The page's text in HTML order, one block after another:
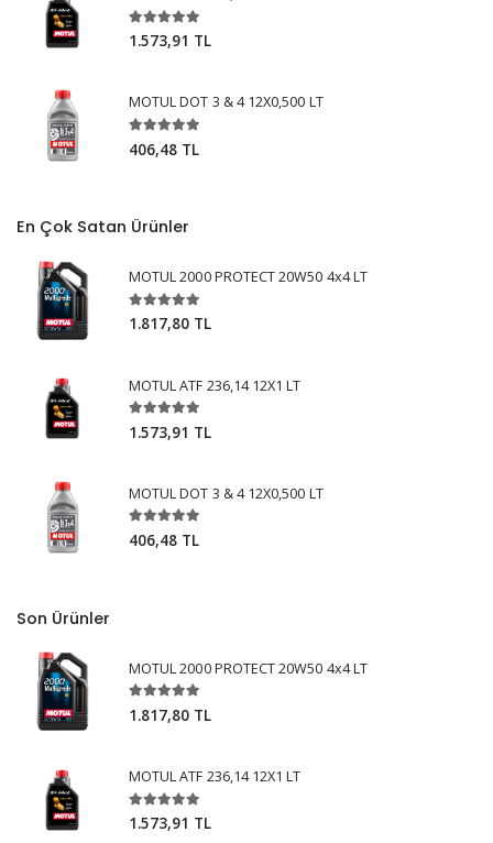
1.573,91 TL
MOTUL DOT 3 & 4 12X0,500 LT
406,48 TL
En Çok Satan Ürünler
MOTUL 2000 PROTECT 20W50 4x4 LT
1.817,80 TL
MOTUL ATF 236,14 12X1 LT
1.573,91 TL
MOTUL DOT 3 & 4 12X0,500 LT
406,48 TL
Son Ürünler
MOTUL 2000 PROTECT 20W50 4x4 LT
1.817,80 TL
MOTUL ATF 236,14 12X1 LT
1.573,91 TL